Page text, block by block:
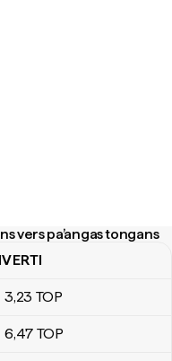
vers pa’angas tongans
pa’angas tongans
3,23 TOP
6,47 TOP